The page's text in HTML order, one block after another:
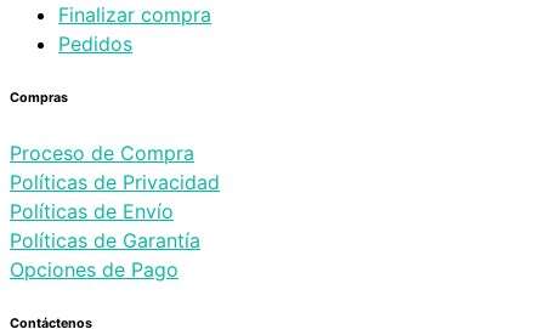
Finalizar compra
Pedidos
Compras
Proceso de Compra
Políticas de Privacidad
Políticas de Envío
Políticas de Garantía
Opciones de Pago
Contáctenos